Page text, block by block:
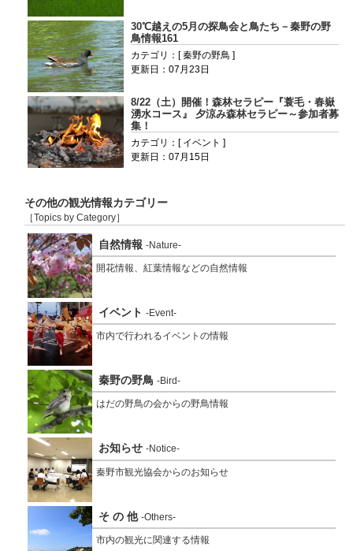
30℃越えの5月の探鳥会と鳥たち－秦野の野
鳥情報161
カテゴリ：[ 秦野の野鳥 ]
更新日：07月23日
8/22（土）開催！森林セラピー『蓑毛・春嶽
湧水コース』 夕涼み森林セラピー～参加者募
集！
カテゴリ：[ イベント ]
更新日：07月15日
その他の観光情報カテゴリー
［Topics by Category］
自然情報 -Nature-
開花情報、紅葉情報などの自然情報
イベント -Event-
市内で行われるイベントの情報
秦野の野鳥 -Bird-
はだの野鳥の会からの野鳥情報
お知らせ -Notice-
秦野市観光協会からのお知らせ
そ の 他 -Others-
市内の観光に関連する情報